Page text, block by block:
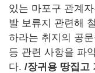
있는 마포구 관계
발 보류지 관련해
하라는 취지의 공
등 관련 사항을 파
다. /장귀용 땅집고